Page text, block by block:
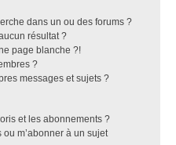
dans un ou des forums ?
résultat ?
page blanche ?!
?
messages et sujets ?
et les abonnements ?
m’abonner à un sujet